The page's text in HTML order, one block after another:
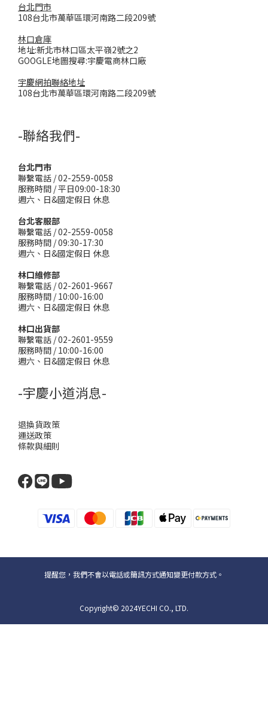
台北門市
108台北市萬華區環河南路二段209號
林口倉庫
地址:新北市林口區太平嶺2號之2
GOOGLE地圖搜尋:宇慶電商林口廠
宇慶網拍聯絡地址
108台北市萬華區環河南路二段209號
-聯絡我們-
台北門市
聯繫電話 / 02-2559-0058
服務時間 / 平日09:00-18:30
週六、日&國定假日 休息
台北客服部
聯繫電話 / 02-2559-0058
服務時間 / 09:30-17:30
週六、日&國定假日 休息
林口維修部
聯繫電話 / 02-2601-9667
服務時間 / 10:00-16:00
週六、日&國定假日 休息
林口出貨部
聯繫電話 / 02-2601-9559
服務時間 / 10:00-16:00
週六、日&國定假日 休息
-宇慶小道消息-
退換貨政策
運送政策
條款與細則
提醒您，我們不會以電話或簡訊方式通知變更付款方式。
Copyright© 2024YECHI CO., LTD.